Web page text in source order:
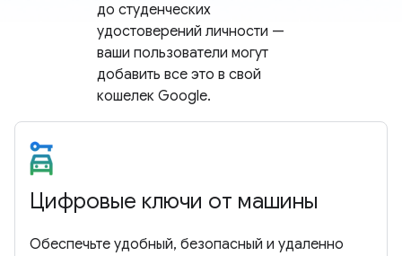
до студенческих
удостоверений личности —
ваши пользователи могут
добавить все это в свой
кошелек Google.
Цифровые ключи от машины
Обеспечьте удобный, безопасный и удаленно